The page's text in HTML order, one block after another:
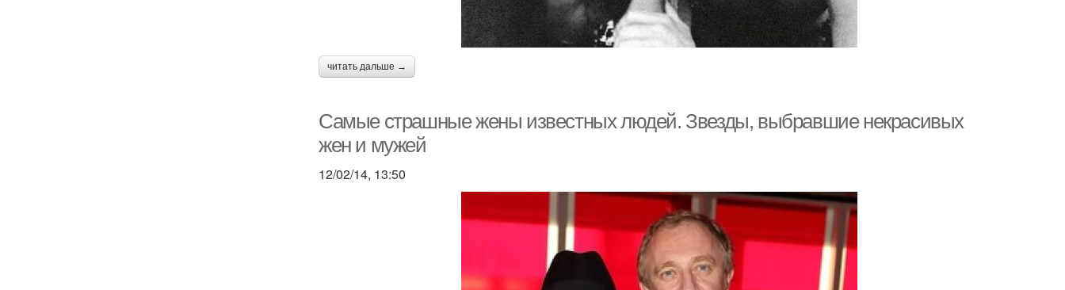
читать дальше →
Самые страшные жены известных людей. Звезды, выбравшие некрасивых
жен и мужей
12/02/14, 13:50